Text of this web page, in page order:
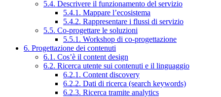
5.4. Descrivere il funzionamento del servizio
5.4.1. Mappare l’ecosistema
5.4.2. Rappresentare i flussi di servizio
5.5. Co-progettare le soluzioni
5.5.1. Workshop di co-progettazione
6. Progettazione dei contenuti
6.1. Cos’è il content design
6.2. Ricerca utente sui contenuti e il linguaggio
6.2.1. Content discovery
6.2.2. Dati di ricerca (search keywords)
6.2.3. Ricerca tramite analytics